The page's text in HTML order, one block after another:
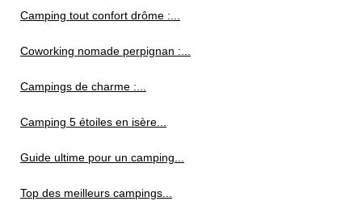
Camping tout confort drôme :...
Coworking nomade perpignan :...
Campings de charme :...
Camping 5 étoiles en isère...
Guide ultime pour un camping...
Top des meilleurs campings...